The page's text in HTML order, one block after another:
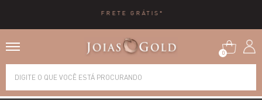
10X SEM JUROS
0
Alianças